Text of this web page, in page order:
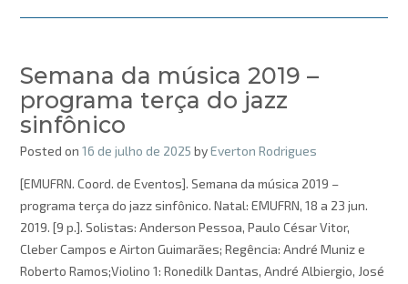
Semana da música 2019 –
programa terça do jazz
sinfônico
Posted on 16 de julho de 2025 byEverton Rodrigues
[EMUFRN. Coord. de Eventos]. Semana da música 2019 –
programa terça do jazz sinfônico. Natal: EMUFRN, 18 a 23 jun.
2019. [9 p.]. Solistas: Anderson Pessoa, Paulo César Vitor,
Cleber Campos e Airton Guimarães; Regência: André Muniz e
Roberto Ramos;Violino 1: Ronedilk Dantas, André Albiergio, José